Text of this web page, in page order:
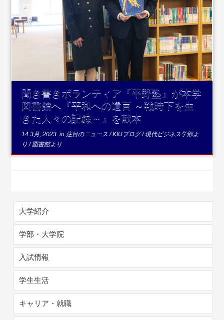
聞き書きボランティア『平野塾』が本学
図書館へ『平和への遺言 ～戦時下を生
きた人々の記録～』を献本
14 3月, 2023 in 注目のニュース/KIUブログ/現代ビジネス学部よ
り/図書館より
大学紹介
学部・大学院
入試情報
学生生活
キャリア・就職